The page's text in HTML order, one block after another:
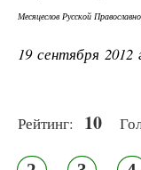
Месяцеслов Русской
19 сентября 2012
Рейтинг: 10